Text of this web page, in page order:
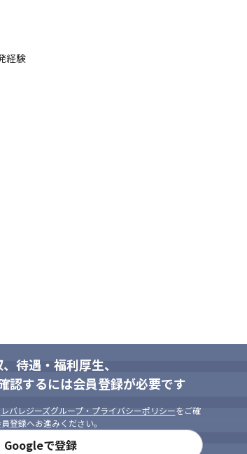
し、業務に慣れてからリーダーポジションの業務を担
りなどして、業務を進めることができます
導入事例をまとめたページ『エクシータイムズ』で
ービスです
経験
待遇・福利厚生、
認するには会員登録が必要です
レバレジーズグループ・プライバシーポリシーをご確
登録へお進みください。
Googleで登録